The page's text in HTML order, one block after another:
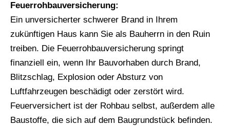
Feuerrohbauversicherung:
Ein unversicherter schwerer Brand in Ihrem
zukünftigen Haus kann Sie als Bauherrn in den Ruin
treiben. Die Feuerrohbauversicherung springt
finanziell ein, wenn Ihr Bauvorhaben durch Brand,
Blitzschlag, Explosion oder Absturz von
Luftfahrzeugen beschädigt oder zerstört wird.
Feuerversichert ist der Rohbau selbst, außerdem alle
Baustoffe, die sich auf dem Baugrundstück befinden.